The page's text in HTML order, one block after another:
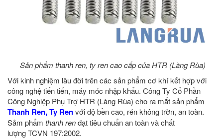
Sản phẩm thanh ren, ty ren cao cấp của HTR (Làng Rùa)
Với kinh nghiệm lâu đời trên các sản phẩm cơ khí kết hợp với
công nghệ tiến tiến, máy móc nhập khẩu. Công Ty Cổ Phần
Công Nghiệp Phụ Trợ HTR (Làng Rùa) cho ra mắt sản phẩm
Thanh Ren, Ty Renvới độ bền cao, rén không trờn, an toàn.
Sảm phẩm thanh renđạt tiêu chuẩn an toàn và chất
lượng TCVN 197:2002.